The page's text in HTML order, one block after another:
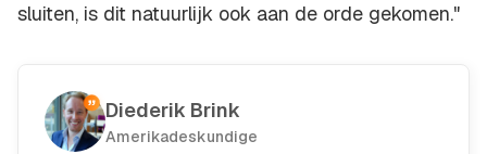
sluiten, is dit natuurlijk ook aan de orde gekomen."
Diederik Brink
Amerikadeskundige